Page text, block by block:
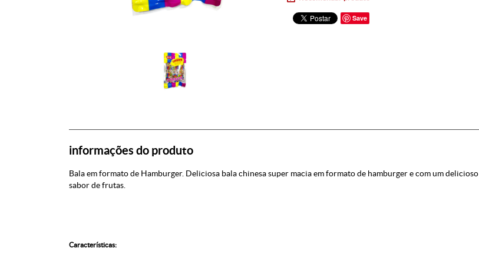
Save
informações do produto
Bala em formato de Hamburger. Deliciosa bala chinesa super macia em formato de hamburger e com um delicioso
sabor de frutas.
Características: